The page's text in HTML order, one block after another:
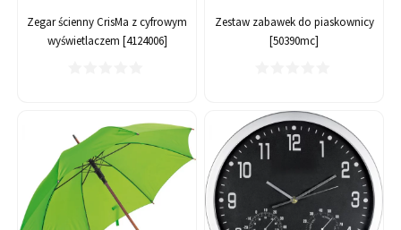
Zegar ścienny CrisMa z cyfrowym
wyświetlaczem [4124006]
Zestaw zabawek do piaskownicy
[50390mc]